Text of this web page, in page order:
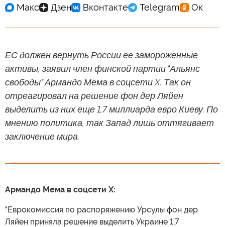
ЕС должен вернуть России ее замороженные
активы, заявил член финской партии "Альянс
свободы" Армандо Мема в соцсети X. Так он
отреагировал на решение фон дер Ляйен
выделить из них еще 1,7 миллиарда евро Киеву. По
мнению политика, так Запад лишь оттягивает
заключение мира.
Армандо Мема в соцсети X:
"Еврокомиссия по распоряжению Урсулы фон дер
Ляйен приняла решение выделить Украине 1,7